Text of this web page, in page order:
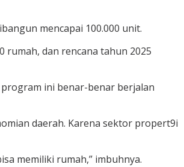
mencapai 100.000 unit.
rumah, dan rencana tahun 2025
ini benar-benar berjalan
daerah. Karena sektor propert9i
memiliki rumah,” imbuhnya.